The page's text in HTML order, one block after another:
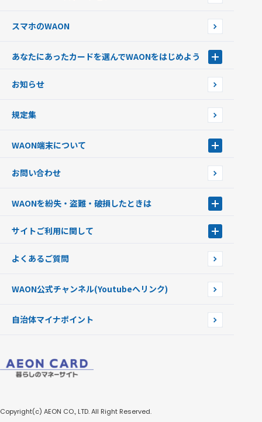
スマホのWAON
あなたにあったカードを選んでWAONをはじめよう
フードバンク応援WAON
ご当地WAON
G.G WAON
WAONカード・WAONカードプラス
モバイルWAON
提携WAONカード
お知らせ
規定集
WAON端末について
WAONネットステーション
新型WAONステーション
WAONチャージャーmini
お問い合わせ
WAONを紛失・盗難・破損したときは
WAONカードの拾得について
サイトご利用に関して
企業情報
よくあるご質問
WAON公式チャンネル(Youtubeへリンク)
自治体マイナポイント
Copyright(c) AEON CO., LTD. All Right Reserved.